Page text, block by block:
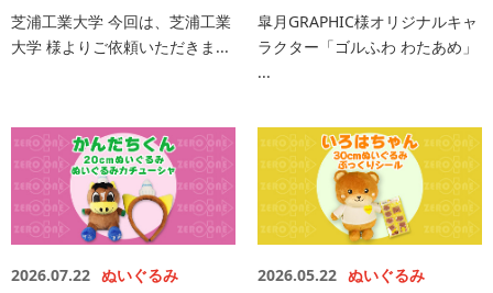
芝浦工業大学 今回は、芝浦工業
大学 様よりご依頼いただきま...
皐月GRAPHIC様オリジナルキャ
ラクター「ゴルふわ わたあめ」
...
2026.07.22 ぬいぐるみ 2026.05.22 ぬいぐるみ